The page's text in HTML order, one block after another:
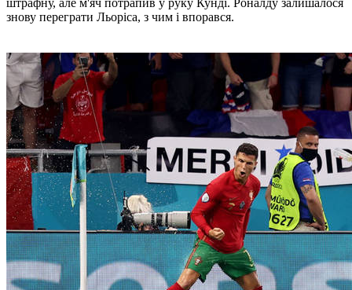
знову переграти Льоріса, з чим і впорався.